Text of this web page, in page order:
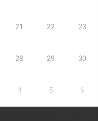
21 22 23
28 29 30
4 5 6